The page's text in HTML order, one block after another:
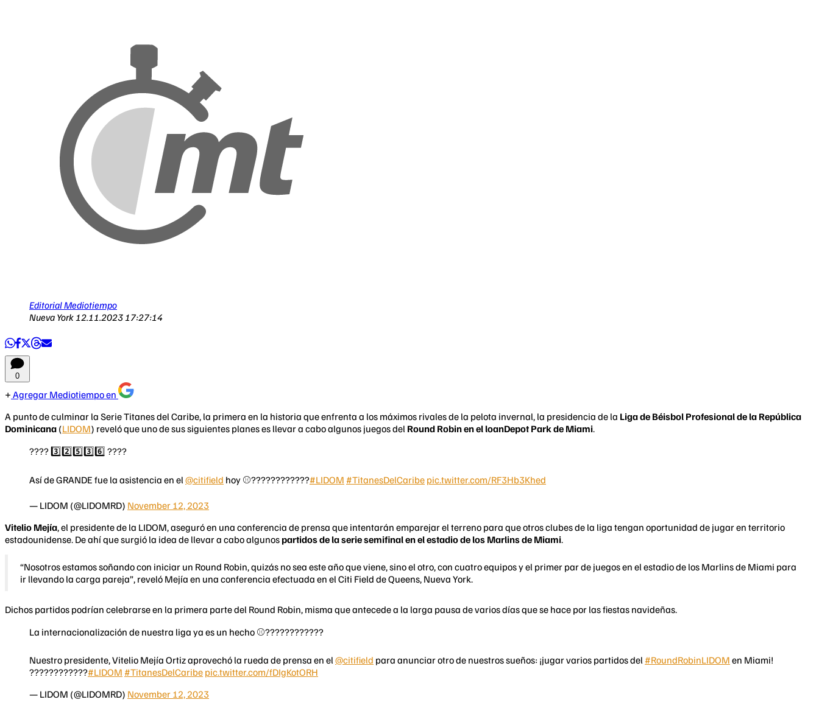
Editorial Mediotiempo
Nueva York 12.11.2023 17:27:14
0
Agregar Mediotiempo en
A punto de culminar la Serie Titanes del Caribe, la primera en la historia que enfrenta a los máximos rivales de la pelota invernal, la presidencia de la Liga de Béisbol Profesional de la República
Dominicana (LIDOM) reveló que uno de sus siguientes planes es llevar a cabo algunos juegos del Round Robin en el loanDepot Park de Miami.
???? 3️⃣2️⃣5️⃣3️⃣6️⃣ ????
Así de GRANDE fue la asistencia en el @citifield hoy ⚾️????????????#LIDOM #TitanesDelCaribe pic.twitter.com/RF3Hb3Khed
— LIDOM (@LIDOMRD) November 12, 2023
Vitelio Mejía, el presidente de la LIDOM, aseguró en una conferencia de prensa que intentarán emparejar el terreno para que otros clubes de la liga tengan oportunidad de jugar en territorio
estadounidense. De ahí que surgió la idea de llevar a cabo algunos partidos de la serie semifinal en el estadio de los Marlins de Miami.
“Nosotros estamos soñando con iniciar un Round Robin, quizás no sea este año que viene, sino el otro, con cuatro equipos y el primer par de juegos en el estadio de los Marlins de Miami para
ir llevando la carga pareja”, reveló Mejía en una conferencia efectuada en el Citi Field de Queens, Nueva York.
Dichos partidos podrían celebrarse en la primera parte del Round Robin, misma que antecede a la larga pausa de varios días que se hace por las fiestas navideñas.
La internacionalización de nuestra liga ya es un hecho ⚾️????????????
Nuestro presidente, Vitelio Mejía Ortiz aprovechó la rueda de prensa en el @citifield para anunciar otro de nuestros sueños: ¡jugar varios partidos del #RoundRobinLIDOM en Miami!
????????????#LIDOM #TitanesDelCaribe pic.twitter.com/fDIgKotORH
— LIDOM (@LIDOMRD) November 12, 2023